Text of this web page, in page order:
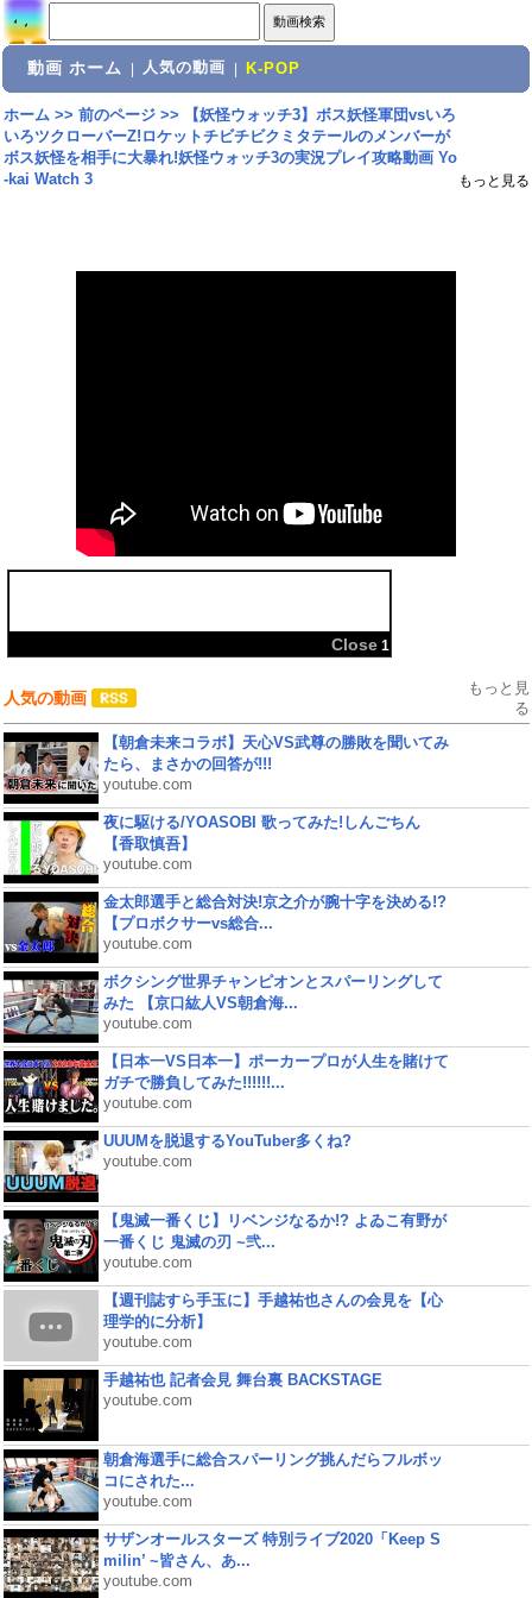
動画 ホーム 人気の動画 K-POP
ホーム>> 前のページ>>
【妖怪ウォッチ3】ボス妖怪軍団vsいろ
いろツクローバーZ!ロケットチビチビクミタテールのメンバーが
ボス妖怪を相手に大暴れ!妖怪ウォッチ3の実況プレイ攻略動画 Yo
-kai Watch 3
もっと見る
Close 1
人気の動画
もっと見
る
【朝倉未来コラボ】天心VS武尊の勝敗を聞いてみ
たら、まさかの回答が!!!
youtube.com
夜に駆ける/YOASOBI 歌ってみた!しんごちん
【香取慎吾】
youtube.com
金太郎選手と総合対決!京之介が腕十字を決める!?
【プロボクサーvs総合...
youtube.com
ボクシング世界チャンピオンとスパーリングして
みた 【京口紘人VS朝倉海...
youtube.com
【日本一VS日本一】ポーカープロが人生を賭けて
ガチで勝負してみた!!!!!!...
youtube.com
UUUMを脱退するYouTuber多くね?
youtube.com
【鬼滅一番くじ】リベンジなるか!? よゐこ有野が
一番くじ 鬼滅の刃 ~弐...
youtube.com
【週刊誌すら手玉に】手越祐也さんの会見を【心
理学的に分析】
youtube.com
手越祐也 記者会見 舞台裏 BACKSTAGE
youtube.com
朝倉海選手に総合スパーリング挑んだらフルボッ
コにされた...
youtube.com
サザンオールスターズ 特別ライブ2020「Keep S
milin’ ~皆さん、あ...
youtube.com